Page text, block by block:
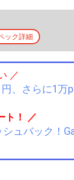
ック詳細
／
、さらに1万
ト！ ／
ュバック！